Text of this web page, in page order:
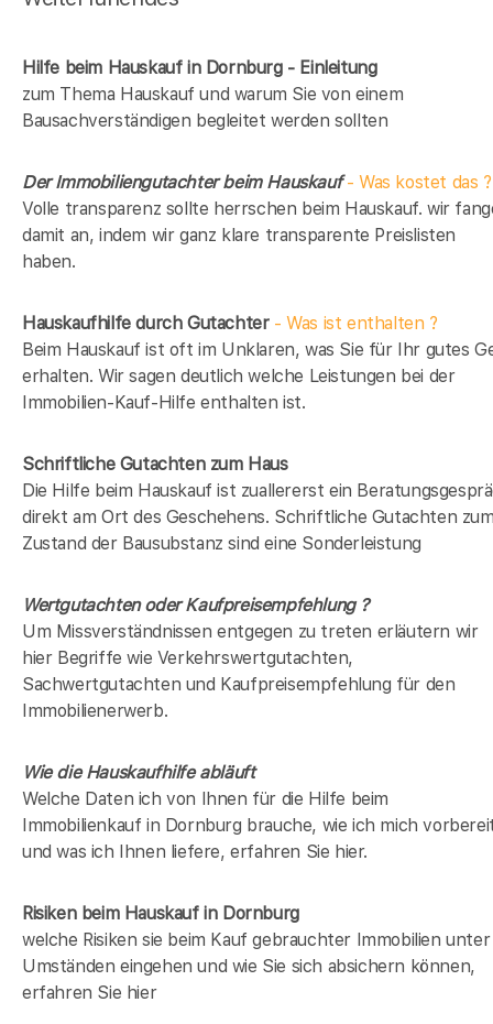
Hilfe beim Hauskauf in Dornburg - Einleitung
zum Thema Hauskauf und warum Sie von einem
Bausachverständigen begleitet werden sollten
Der Immobiliengutachter beim Hauskauf- Was kostet das ?
Volle transparenz sollte herrschen beim Hauskauf. wir
damit an, indem wir ganz klare transparente Preislisten
haben.
Hauskaufhilfe durch Gutachter- Was ist enthalten ?
Beim Hauskauf ist oft im Unklaren, was Sie für Ihr gutes
erhalten. Wir sagen deutlich welche Leistungen bei der
Immobilien-Kauf-Hilfe enthalten ist.
Schriftliche Gutachten zum Haus
Die Hilfe beim Hauskauf ist zuallererst ein
direkt am Ort des Geschehens. Schriftliche Gutachten
Zustand der Bausubstanz sind eine Sonderleistung
Wertgutachten oder Kaufpreisempfehlung ?
Um Missverständnissen entgegen zu treten erläutern wir
hier Begriffe wie Verkehrswertgutachten,
Sachwertgutachten und Kaufpreisempfehlung für den
Immobilienerwerb.
Wie die Hauskaufhilfe abläuft
Welche Daten ich von Ihnen für die Hilfe beim
Immobilienkauf in Dornburg brauche, wie ich mich
und was ich Ihnen liefere, erfahren Sie hier.
Risiken beim Hauskaufin Dornburg
welche Risiken sie beim Kauf gebrauchter Immobilien unter
Umständen eingehen und wie Sie sich absichern können,
erfahren Sie hier